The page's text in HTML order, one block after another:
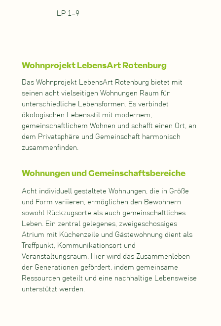
LP 1–9
Wohnprojekt LebensArt Rotenburg
Das Wohnprojekt LebensArt Rotenburg bietet mit
seinen acht vielseitigen Wohnungen Raum für
unterschiedliche Lebensformen. Es verbindet
ökologischen Lebensstil mit modernem,
gemeinschaftlichem Wohnen und schafft einen Ort, an
dem Privatsphäre und Gemeinschaft harmonisch
zusammenfinden.
Wohnungen und Gemeinschaftsbereiche
Acht individuell gestaltete Wohnungen, die in Größe
und Form variieren, ermöglichen den Bewohnern
sowohl Rückzugsorte als auch gemeinschaftliches
Leben. Ein zentral gelegenes, zweigeschossiges
Atrium mit Küchenzeile und Gästewohnung dient als
Treffpunkt, Kommunikationsort und
Veranstaltungsraum. Hier wird das Zusammenleben
der Generationen gefördert, indem gemeinsame
Ressourcen geteilt und eine nachhaltige Lebensweise
unterstützt werden.